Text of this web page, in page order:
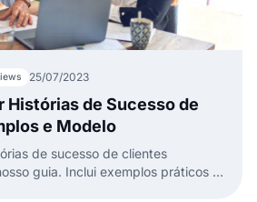
25/07/2023
Histórias de Sucesso de
e Modelo
de sucesso de clientes
guia. Inclui exemplos práticos e